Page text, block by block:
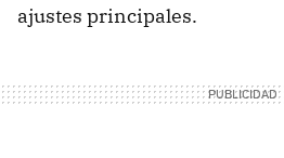
ajustes principales.